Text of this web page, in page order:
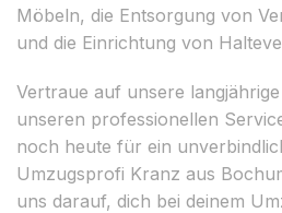
Möbeln, die Entsorgung von
und die Einrichtung von
Vertraue auf unsere
unseren professionellen
noch heute für ein
Umzugsprofi Kranz aus
uns darauf, dich bei deinem